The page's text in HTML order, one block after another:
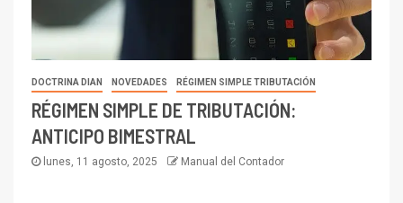
DOCTRINA DIAN NOVEDADES RÉGIMEN SIMPLE TRIBUTACIÓN
RÉGIMEN SIMPLE DE TRIBUTACIÓN:
ANTICIPO BIMESTRAL
lunes, 11 agosto, 2025 Manual del Contador